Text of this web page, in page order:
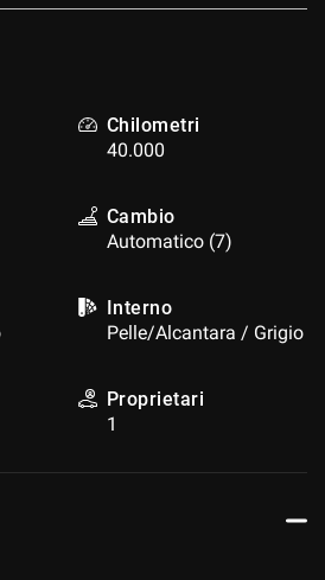
Chilometri
40.000
Cambio
Automatico (7)
Interno
Pelle/Alcantara / Grigio
Proprietari
1